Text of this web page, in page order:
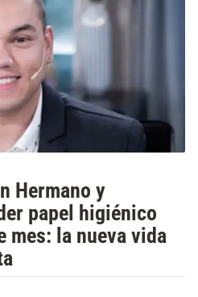
Hermano y
papel higiénico
mes: la nueva vida